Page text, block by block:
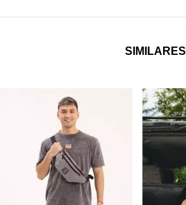
SIMILARES